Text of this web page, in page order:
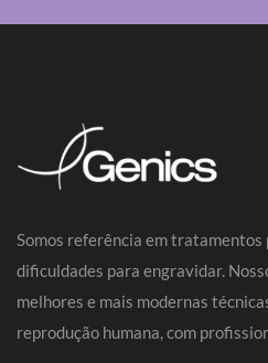
Somos referência em tratamentos
dificuldades para engravidar.
melhores e mais modernas
reprodução humana, com